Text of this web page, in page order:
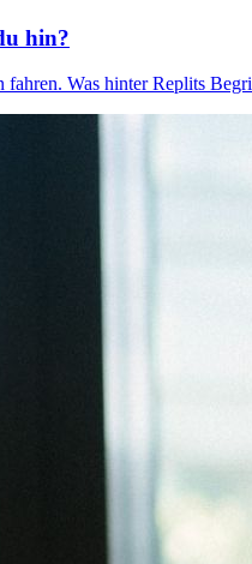
hin?
Was hinter Replits